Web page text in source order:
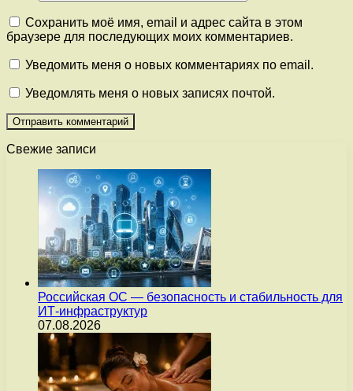
Сохранить моё имя, email и адрес сайта в этом
браузере для последующих моих комментариев.
Уведомить меня о новых комментариях по email.
Уведомлять меня о новых записях почтой.
Свежие записи
Российская ОС — безопасность и стабильность для
ИТ-инфраструктур
07.08.2026